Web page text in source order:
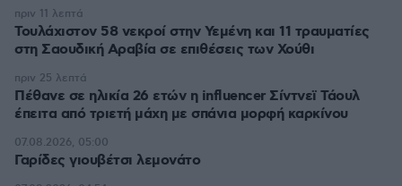
Τουλάχιστον 58 νεκροί στην Υεμένη και 11 τραυματίες
στη Σαουδική Αραβία σε επιθέσεις των Χούθι
πριν 11 λεπτά
Πέθανε σε ηλικία 26 ετών η influencer Σίντνεϊ Τάουλ
έπειτα από τριετή μάχη με σπάνια μορφή καρκίνου
πριν 25 λεπτά
Γαρίδες γιουβέτσι λεμονάτο
07.08.2026, 05:00